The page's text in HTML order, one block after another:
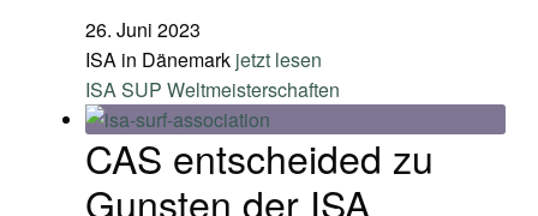
26. Juni 2023
ISA in Dänemark jetzt lesen
ISA SUP Weltmeisterschaften
CAS entscheided zu
Gunsten der ISA